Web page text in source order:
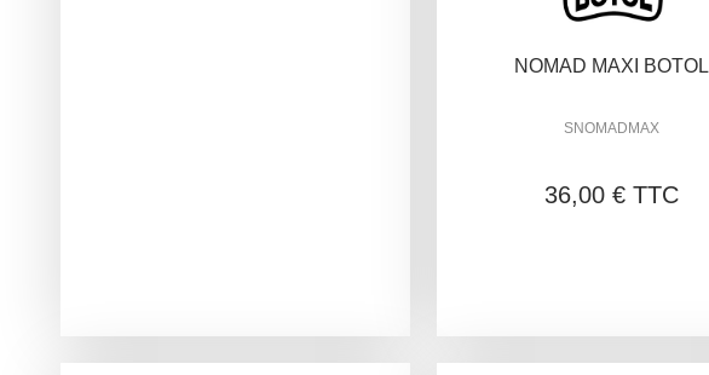
NOMAD MAXI BOTOL
SNOMADMAX
36,00 € TTC